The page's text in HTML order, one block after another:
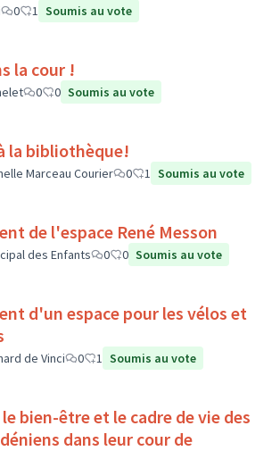
0 1 Soumis au vote
la cour !
0 0 Soumis au vote
la bibliothèque!
Marceau Courier 0 1 Soumis au vote
de l'espace René Messon
des Enfants 0 0 Soumis au vote
d'un espace pour les vélos et
de Vinci 0 1 Soumis au vote
bien-être et le cadre de vie des
dans leur cour de